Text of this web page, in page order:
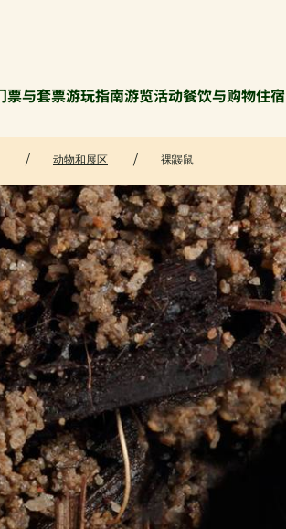
票与套票游玩指南游览活动餐饮与购物住宿
动物和展区 裸鼹鼠